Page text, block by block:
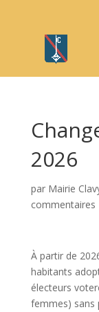
2026
par Mairie
commentaires
À partir de
habitants
électeurs
femmes) sans